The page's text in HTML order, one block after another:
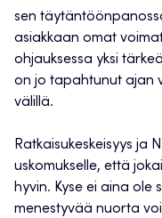
sen
asiakkaan omat
ohjauksessa yksi
on jo tapahtunut ajan
välillä.
Ratkaisukeskeisyys ja
uskomukselle, että
hyvin. Kyse ei aina ole
menestyvää nuorta